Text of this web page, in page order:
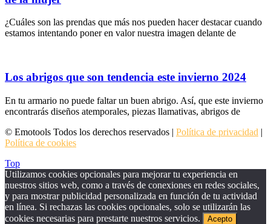
¿Cuáles son las prendas que más nos pueden hacer destacar cuando
estamos intentando poner en valor nuestra imagen delante de
Los abrigos que son tendencia este invierno 2024
En tu armario no puede faltar un buen abrigo. Así, que este invierno
encontrarás diseños atemporales, piezas llamativas, abrigos de
© Emotools Todos los derechos reservados | Política de privacidad |
Política de cookies
Top
Utilizamos cookies opcionales para mejorar tu experiencia en
nuestros sitios web, como a través de conexiones en redes sociales,
y para mostrar publicidad personalizada en función de tu actividad
en línea. Si rechazas las cookies opcionales, solo se utilizarán las
cookies necesarias para prestarte nuestros servicios.
Acepto